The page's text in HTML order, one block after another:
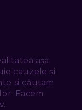
2.0: CUM ÎȚI FACI
RECUNOȘTI „ȚEPARII”
EMAG: MAGAZINUL
PRODUSE. DAR ARE
așa
cauzele și
si căutam
Facem